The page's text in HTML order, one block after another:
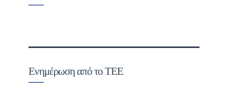
Ενημέρωση από το ΤΕΕ